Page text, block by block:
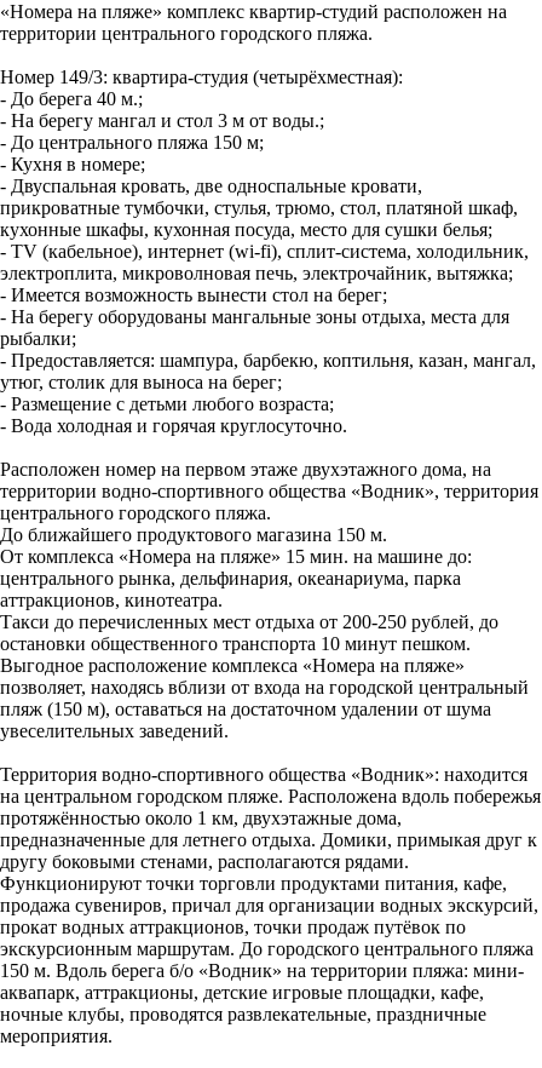
«Номера на пляже» комплекс квартир-студий расположен на
территории центрального городского пляжа.
Номер 149/3: квартира-студия (четырёхместная):
- До берега 40 м.;
- На берегу мангал и стол 3 м от воды.;
- До центрального пляжа 150 м;
- Кухня в номере;
- Двуспальная кровать, две односпальные кровати,
прикроватные тумбочки, стулья, трюмо, стол, платяной шкаф,
кухонные шкафы, кухонная посуда, место для сушки белья;
- ТV (кабельное), интернет (wi-fi), сплит-система, холодильник,
электроплита, микроволновая печь, электрочайник, вытяжка;
- Имеется возможность вынести стол на берег;
- На берегу оборудованы мангальные зоны отдыха, места для
рыбалки;
- Предоставляется: шампура, барбекю, коптильня, казан, мангал,
утюг, столик для выноса на берег;
- Размещение с детьми любого возраста;
- Вода холодная и горячая круглосуточно.
Расположен номер на первом этаже двухэтажного дома, на
территории водно-спортивного общества «Водник», территория
центрального городского пляжа.
До ближайшего продуктового магазина 150 м.
От комплекса «Номера на пляже» 15 мин. на машине до:
центрального рынка, дельфинария, океанариума, парка
аттракционов, кинотеатра.
Такси до перечисленных мест отдыха от 200-250 рублей, до
остановки общественного транспорта 10 минут пешком.
Выгодное расположение комплекса «Номера на пляже»
позволяет, находясь вблизи от входа на городской центральный
пляж (150 м), оставаться на достаточном удалении от шума
увеселительных заведений.
Территория водно-спортивного общества «Водник»: находится
на центральном городском пляже. Расположена вдоль побережья
протяжённостью около 1 км, двухэтажные дома,
предназначенные для летнего отдыха. Домики, примыкая друг к
другу боковыми стенами, располагаются рядами.
Функционируют точки торговли продуктами питания, кафе,
продажа сувениров, причал для организации водных экскурсий,
прокат водных аттракционов, точки продаж путёвок по
экскурсионным маршрутам. До городского центрального пляжа
150 м. Вдоль берега б/о «Водник» на территории пляжа: мини-
аквапарк, аттракционы, детские игровые площадки, кафе,
ночные клубы, проводятся развлекательные, праздничные
мероприятия.